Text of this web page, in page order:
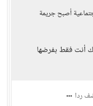
أصبح جريمة
أنت فقط بفرضها
ردا